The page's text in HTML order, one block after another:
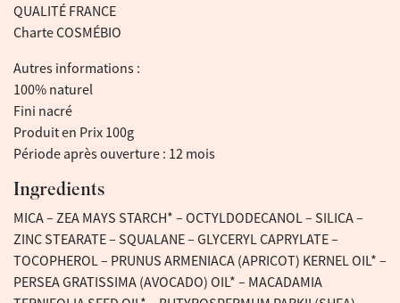
QUALITÉ FRANCE
Charte COSMÉBIO
Autres informations :
100% naturel
Fini nacré
Produit en Prix 100g
Période après ouverture : 12 mois
Ingredients
MICA – ZEA MAYS STARCH* – OCTYLDODECANOL – SILICA –
ZINC STEARATE – SQUALANE – GLYCERYL CAPRYLATE –
TOCOPHEROL – PRUNUS ARMENIACA (APRICOT) KERNEL OIL* –
PERSEA GRATISSIMA (AVOCADO) OIL* – MACADAMIA